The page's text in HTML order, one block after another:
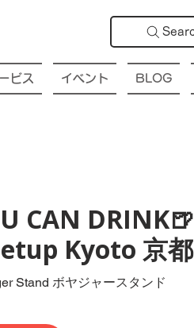
ビス イベント BLOG
CAN
Kyoto 京都
Stand ボヤジャースタンド